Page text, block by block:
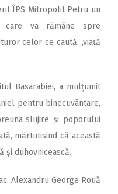
ÎPS Mitropolit Petru un
care va rămâne spre
celor ce caută „viață
Basarabiei, a mul­țumit
pentru binecuvântare,
și poporului
mărtutisind că această
și duhovnicească.
Alexandru George Rouă